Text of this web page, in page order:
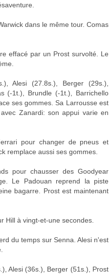
dans le même tour. Comas
effacé par un Prost survolté. Le
Alesi (27.8s.), Berger (29s.),
(-1t.), Brundle (-1t.), Barrichello
ses gommes. Sa Larrousse est
Zanardi: son appui varie en
pour changer de pneus et
remplace aussi ses gommes.
pour chausser des Goodyear
Le Padouan reprend la piste
bagarre. Prost est maintenant
Hill à vingt-et-une secondes.
du temps sur Senna. Alesi n'est
Alesi (36s.), Berger (51s.), Prost